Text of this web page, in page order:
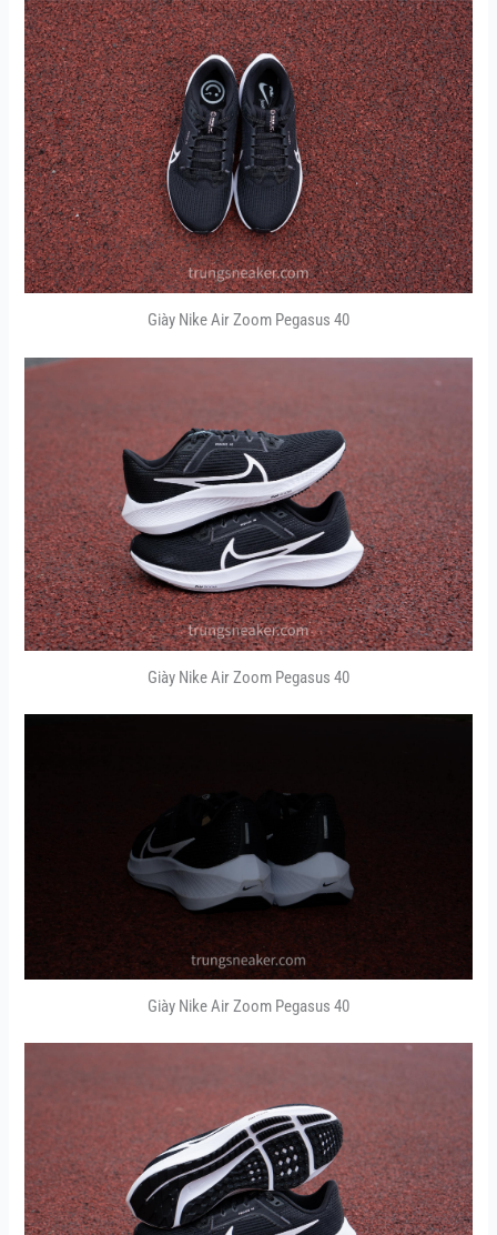
Giày Nike Air Zoom Pegasus 40
Giày Nike Air Zoom Pegasus 40
Giày Nike Air Zoom Pegasus 40